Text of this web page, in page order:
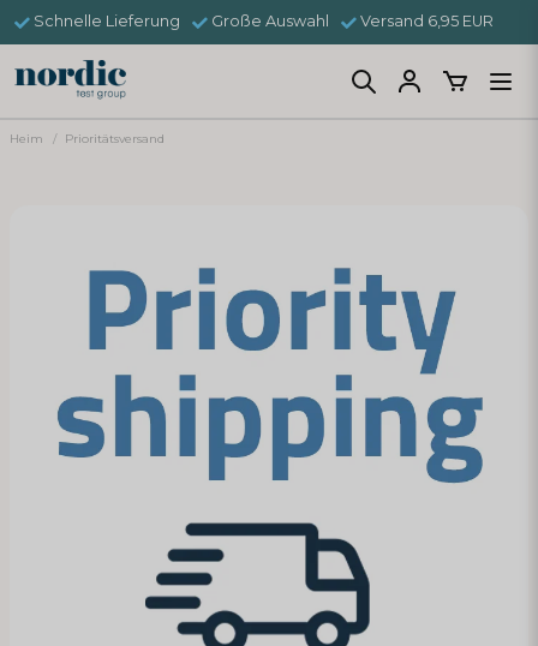
Schnelle Lieferung Große Auswahl Versand 6,95 EUR
Heim Prioritätsversand